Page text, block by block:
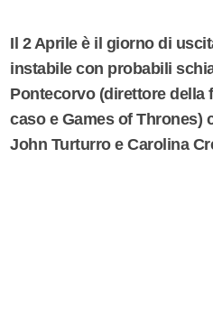
Il 2 Aprile è il giorno di
instabile con probabili
Pontecorvo (direttore della
caso e Games of Thrones)
John Turturro e Carolina